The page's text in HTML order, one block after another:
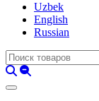
Uzbek
English
Russian